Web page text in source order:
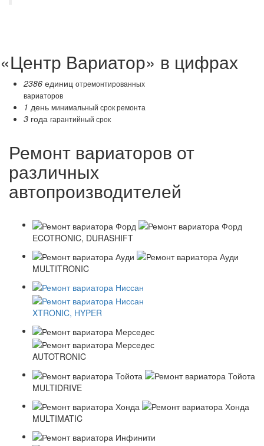
«Центр Вариатор» в цифрах
2386 единиц отремонтированных
вариаторов
1 день минимальный срок ремонта
3 года гарантийный срок
Ремонт вариаторов от
различных
автопроизводителей
ECOTRONIC, DURASHIFT
MULTITRONIC
XTRONIC, HYPER
AUTOTRONIC
MULTIDRIVE
MULTIMATIC